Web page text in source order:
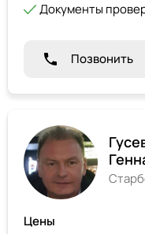
Документы
Позвонить
Цены